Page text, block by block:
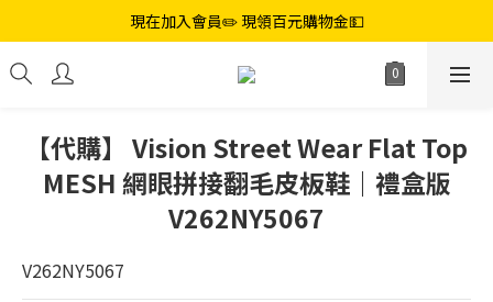
現在加入會員✏️ 現領百元購物金💵
【代購】 Vision Street Wear Flat Top
MESH 網眼拼接翻毛皮板鞋｜禮盒版
V262NY5067
V262NY5067